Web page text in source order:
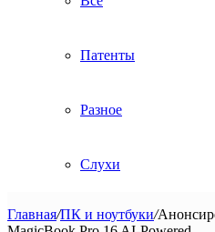
Патенты
Разное
Слухи
Главная/ПК и ноутбуки/